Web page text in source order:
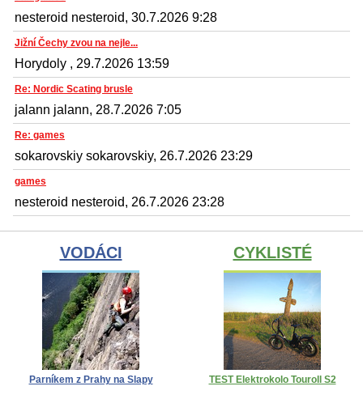
nesteroid nesteroid, 30.7.2026 9:28
Jižní Čechy zvou na nejle...
Horydoly , 29.7.2026 13:59
Re: Nordic Scating brusle
jalann jalann, 28.7.2026 7:05
Re: games
sokarovskiy sokarovskiy, 26.7.2026 23:29
games
nesteroid nesteroid, 26.7.2026 23:28
VODÁCI
Parníkem z Prahy na Slapy
CYKLISTÉ
TEST Elektrokolo Touroll S2